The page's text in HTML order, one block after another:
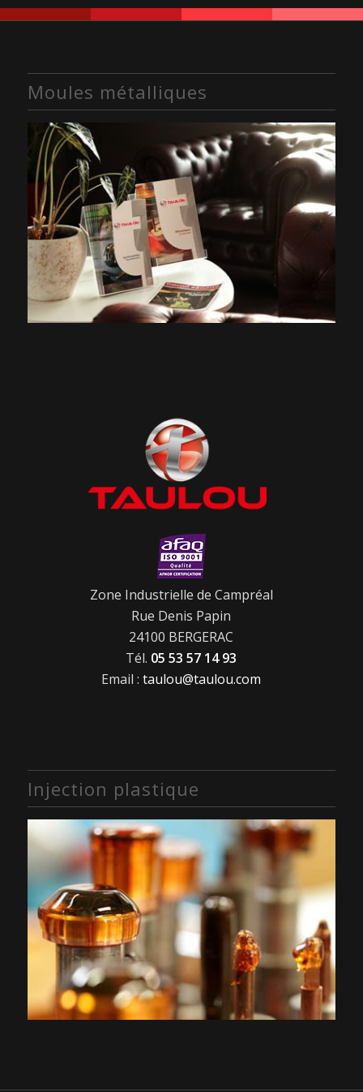
Moules métalliques
Zone Industrielle de Campréal
Rue Denis Papin
24100 BERGERAC
Tél. 05 53 57 14 93
Email :taulou@taulou.com
Injection plastique